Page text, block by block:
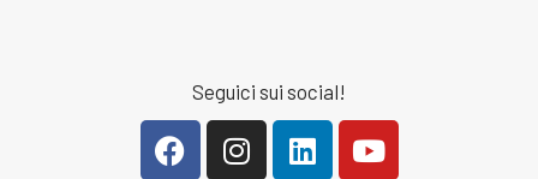
Seguici sui social!